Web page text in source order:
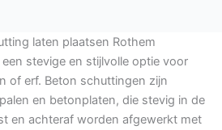
laten plaatsen Rothem
stevige en stijlvolle optie voor
of erf. Beton schuttingen zijn
en betonplaten, die stevig in de
en achteraf worden afgewerkt met